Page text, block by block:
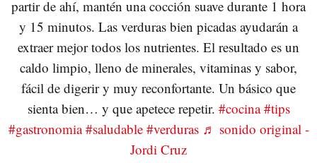
partir de ahí, mantén una cocción suave durante 1 hora
y 15 minutos. Las verduras bien picadas ayudarán a
extraer mejor todos los nutrientes. El resultado es un
caldo limpio, lleno de minerales, vitaminas y sabor,
fácil de digerir y muy reconfortante. Un básico que
sienta bien… y que apetece repetir. #cocina #tips
#gastronomia #saludable #verduras ♬ sonido original -
Jordi Cruz